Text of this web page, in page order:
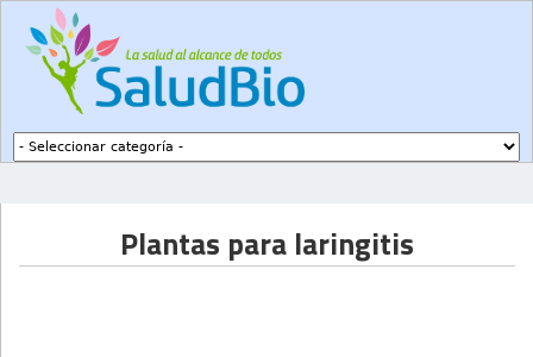
Plantas para laringitis